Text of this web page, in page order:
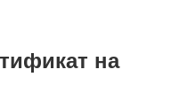
на